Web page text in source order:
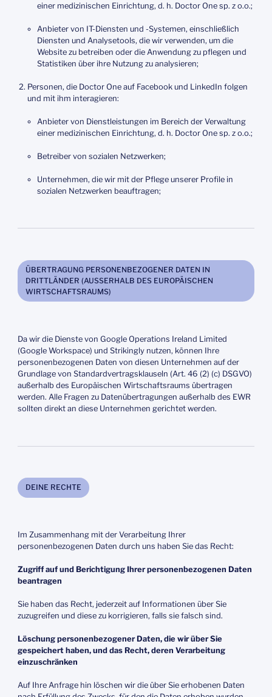
einer medizinischen Einrichtung, d. h. Doctor One sp. z o.o.;
Anbieter von IT-Diensten und -Systemen, einschließlich
Diensten und Analysetools, die wir verwenden, um die
Website zu betreiben oder die Anwendung zu pflegen und
Statistiken über ihre Nutzung zu analysieren;
Personen, die Doctor One auf Facebook und LinkedIn folgen
und mit ihm interagieren:
Anbieter von Dienstleistungen im Bereich der Verwaltung
einer medizinischen Einrichtung, d. h. Doctor One sp. z o.o.;
Betreiber von sozialen Netzwerken;
Unternehmen, die wir mit der Pflege unserer Profile in
sozialen Netzwerken beauftragen;
ÜBERTRAGUNG PERSONENBEZOGENER DATEN IN
DRITTLÄNDER (AUSSERHALB DES EUROPÄISCHEN W
IRTSCHAFTSRAUMS)
Da wir die Dienste von Google Operations Ireland Limited
(Google Workspace) und Strikingly nutzen, können Ihre
personenbezogenen Daten von diesen Unternehmen auf der
Grundlage von Standardvertragsklauseln (Art. 46 (2) (c) DSGVO)
außerhalb des Europäischen Wirtschaftsraums übertragen
werden. Alle Fragen zu Datenübertragungen außerhalb des EWR
sollten direkt an diese Unternehmen gerichtet werden.
DEINE RECHTE
Im Zusammenhang mit der Verarbeitung Ihrer
personenbezogenen Daten durch uns haben Sie das Recht:
Zugriff auf und Berichtigung Ihrer personenbezogenen Daten
beantragen
Sie haben das Recht, jederzeit auf Informationen über Sie
zuzugreifen und diese zu korrigieren, falls sie falsch sind.
Löschung personenbezogener Daten, die wir über Sie
gespeichert haben, und das Recht, deren Verarbeitung
einzuschränken
Auf Ihre Anfrage hin löschen wir die über Sie erhobenen Daten